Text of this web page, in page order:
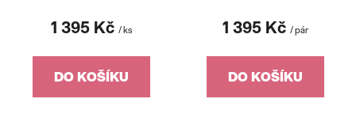
Preciosa 7490Y01
1 395 Kč / ks
DO KOŠÍKU
Preciosa 7491Y01
1 395 Kč / pár
DO KOŠÍKU